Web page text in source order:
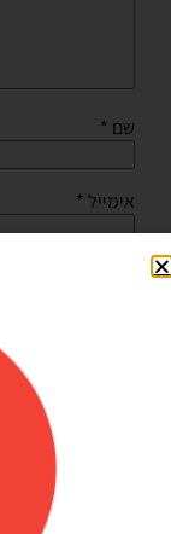
שם *
אימייל *
Sayag
איכות